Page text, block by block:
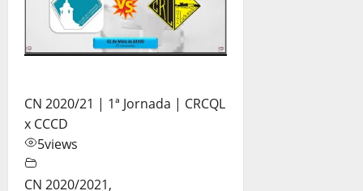
CN 2020/21 | 1ª Jornada | CRCQL
x CCCD
5views
CN 2020/2021,